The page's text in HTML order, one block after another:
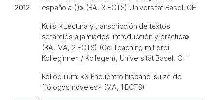
2012
española (I)» (BA, 3 ECTS) Universität Basel, CH
Kurs: «Lectura y transcripción de textos
sefardíes aljamiados: introducción y práctica»
(BA, MA, 2 ECTS) (Co-Teaching mit drei
Kolleginnen / Kollegen), Universität Basel, CH
Kolloquium: «X Encuentro hispano-suizo de
filólogos noveles» (MA, 1 ECTS)